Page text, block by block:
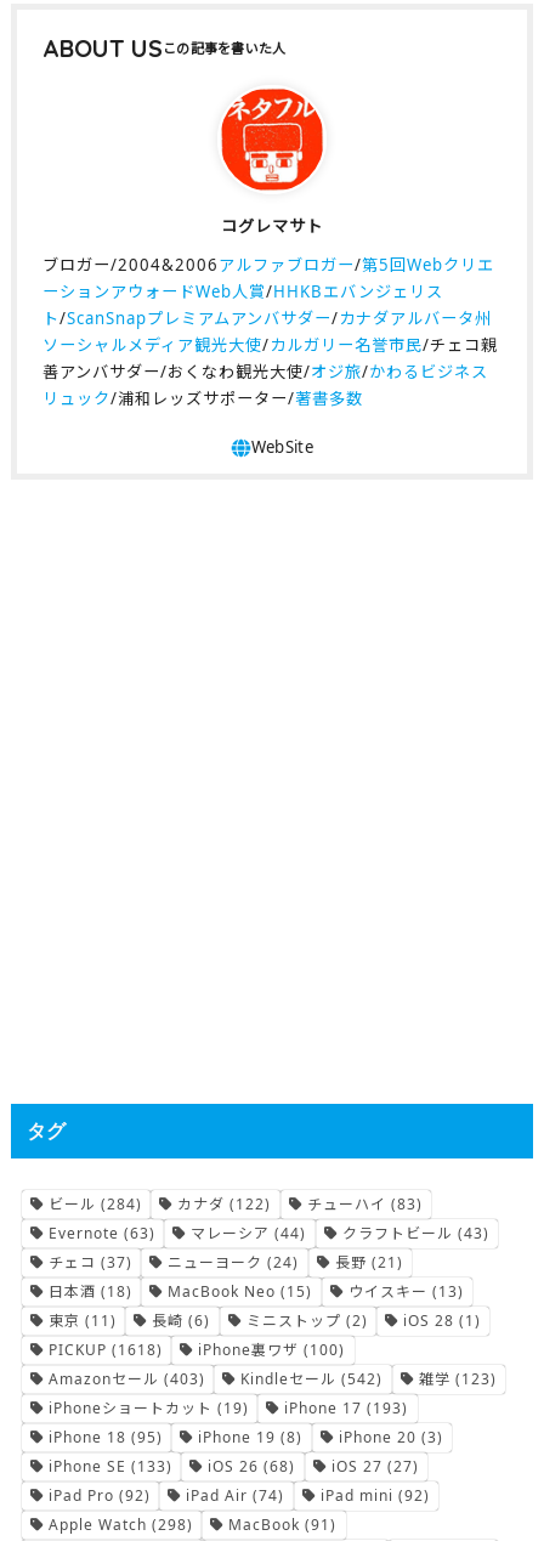
ABOUT US
コグレマサト
ブロガー/2004&2006アルファブロガー/第5回Webクリエ
ーションアウォードWeb人賞/HHKBエバンジェリス
ト/ScanSnapプレミアムアンバサダー/カナダアルバータ州
ソーシャルメディア観光大使/カルガリー名誉市民/チェコ親
善アンバサダー/おくなわ観光大使/オジ旅/かわるビジネス
リュック/浦和レッズサポーター/著書多数
タグ
ビール (284) カナダ (122) チューハイ (83)
Evernote (63) マレーシア (44) クラフトビール (43)
チェコ (37) ニューヨーク (24) 長野 (21)
日本酒 (18) MacBook Neo (15) ウイスキー (13)
東京 (11) 長崎 (6) ミニストップ (2) iOS 28 (1)
PICKUP (1618) iPhone裏ワザ (100)
Amazonセール (403) Kindleセール (542) 雑学 (123)
iPhoneショートカット (19) iPhone 17 (193)
iPhone 18 (95) iPhone 19 (8) iPhone 20 (3)
iPhone SE (133) iOS 26 (68) iOS 27 (27)
iPad Pro (92) iPad Air (74) iPad mini (92)
Apple Watch (298) MacBook (91)